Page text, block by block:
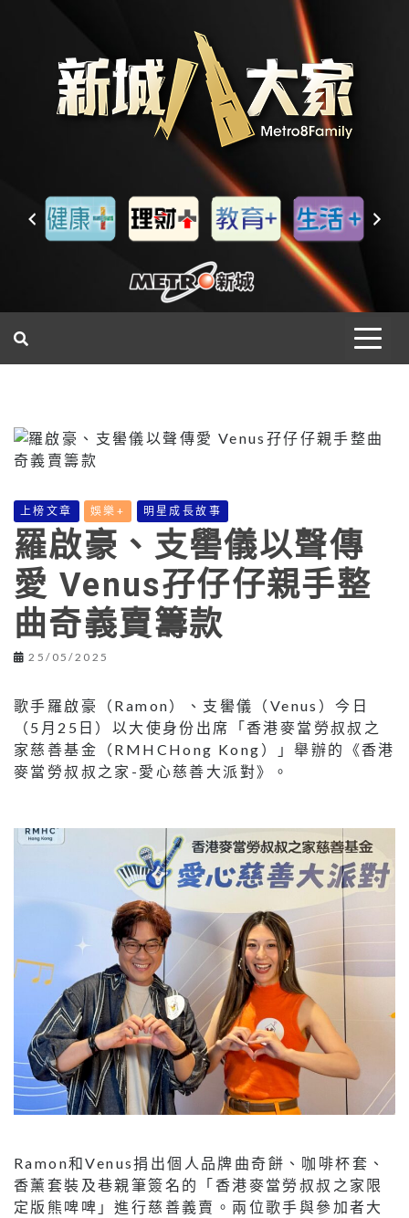
上榜文章 娛樂+ 明星成長故事
羅啟豪、支嚳儀以聲傳
愛 Venus孖仔仔親手整
曲奇義賣籌款
25/05/2025
歌手羅啟豪（Ramon）、支嚳儀（Venus）今日
（5月25日）以大使身份出席「香港麥當勞叔叔之
家慈善基金（RMHCHong Kong）」舉辦的《香港
麥當勞叔叔之家-愛心慈善大派對》。
Ramon和Venus捐出個人品牌曲奇餅、咖啡杯套、
香薰套裝及巷親筆簽名的「香港麥當勞叔叔之家限
定版熊啤啤」進行慈善義賣。兩位歌手與參加者大